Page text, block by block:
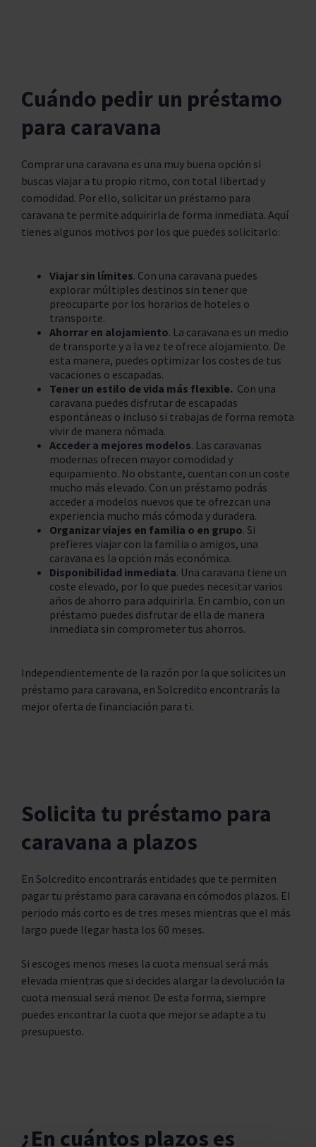
Cuándo pedir un préstamo
para caravana
Comprar una caravana es una muy buena opción si
buscas viajar a tu propio ritmo, con total libertad y
comodidad. Por ello, solicitar un préstamo para
caravana te permite adquirirla de forma inmediata. Aquí
tienes algunos motivos por los que puedes solicitarlo:
Viajar sin límites. Con una caravana puedes
explorar múltiples destinos sin tener que
preocuparte por los horarios de hoteles o
transporte.
Ahorrar en alojamiento. La caravana es un medio
de transporte y a la vez te ofrece alojamiento. De
esta manera, puedes optimizar los costes de tus
vacaciones o escapadas.
Tener un estilo de vida más flexible. Con una
caravana puedes disfrutar de escapadas
espontáneas o incluso si trabajas de forma remota
vivir de manera nómada.
Acceder a mejores modelos. Las caravanas
modernas ofrecen mayor comodidad y
equipamiento. No obstante, cuentan con un coste
mucho más elevado. Con un préstamo podrás
acceder a modelos nuevos que te ofrezcan una
experiencia mucho más cómoda y duradera.
Organizar viajes en familia o en grupo. Si
prefieres viajar con la familia o amigos, una
caravana es la opción más económica.
Disponibilidad inmediata. Una caravana tiene un
coste elevado, por lo que puedes necesitar varios
años de ahorro para adquirirla. En cambio, con un
préstamo puedes disfrutar de ella de manera
inmediata sin comprometer tus ahorros.
Independientemente de la razón por la que solicites un
préstamo para caravana, en Solcredito encontrarás la
mejor oferta de financiación para ti.
Solicita tu préstamo para
caravana a plazos
En Solcredito encontrarás entidades que te permiten
pagar tu préstamo para caravana en cómodos plazos. El
periodo más corto es de tres meses mientras que el más
largo puede llegar hasta los 60 meses.
Si escoges menos meses la cuota mensual será más
elevada mientras que si decides alargar la devolución la
cuota mensual será menor. De esta forma, siempre
puedes encontrar la cuota que mejor se adapte a tu
presupuesto.
¿En cuántos plazos es